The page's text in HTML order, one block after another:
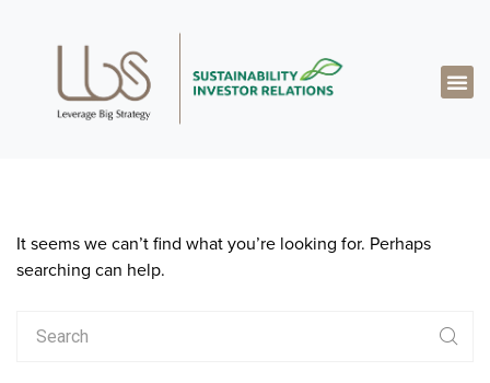
It seems we can’t find what you’re looking for. Perhaps
searching can help.